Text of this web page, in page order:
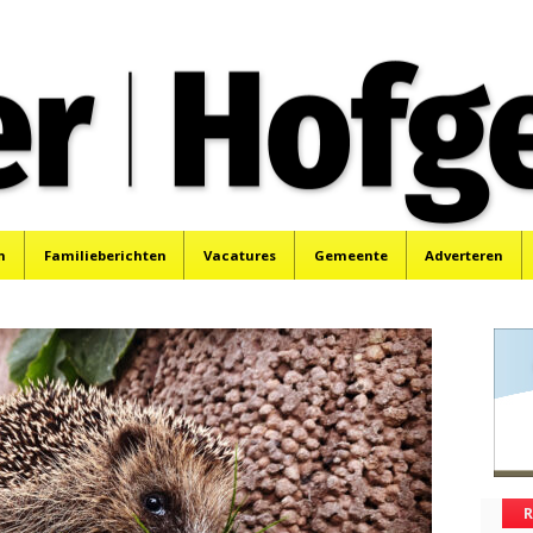
Familieberichten Vacatures Gemeente Adverteren